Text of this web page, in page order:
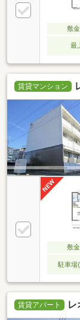
敷
最
賃貸マンション
敷
駐車場
賃貸アパート レ